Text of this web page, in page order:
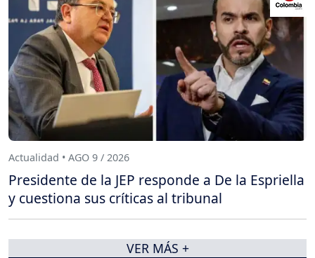
Actualidad • AGO 9 / 2026
Presidente de la JEP responde a De la Espriella
y cuestiona sus críticas al tribunal
VER MÁS +